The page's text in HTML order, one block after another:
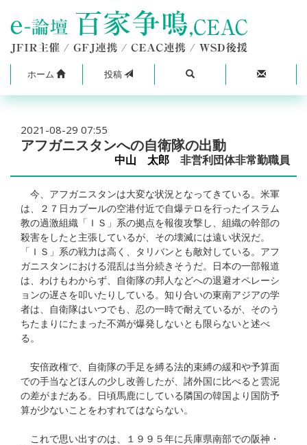
ホーム 投稿
2021-08-29 07:55
アフガニスタンへの自衛隊の出動
中山 太郎 非営利団体非常勤職員
今、アフガニスタンは大変な状況となってきている。米軍
は、２７日カブールの空港付近で自爆テロを行ったイスラム
教の過激組織「ＩＳ」系の拠点を報復攻撃し、組織の幹部の
殺害をしたと主張しているが、その壊滅には遠い状況だ。
「ＩＳ」系の戦力は高く、タリバンとも敵対している。アフ
ガニスタンにおける混乱は当分続きそうだ。日本の一部報道
は、わけもわからず、自衛隊の邦人などへの退避オペレーシ
ョンの遅さを叩いたりしている。知り合いの東南アジアの学
者は、自衛隊はいつでも、忍の一時で耐えているが、そのう
ちたまりにたまった不満が爆発しないとも限らないと述べ
る。
安倍政権で、自衛隊の手足を縛る法的束縛の緩和や予算面
での手当などほんの少し改善したが、諸外国に比べると雲泥
の差がまだある。日頃馬鹿にしている隣国の韓国より国防予
算が少ないことをわすれてはならない。
これで思い出すのは、１９９５年に兵庫県南部での阪神・